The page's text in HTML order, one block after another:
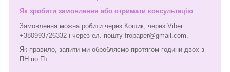
Як зробити замовлення або отримати консультацію
Замовлення можна робити через Кошик, через Viber
+380993726332 і через ел. пошту fropaper@gmail.com.
Як правило, запити ми обробляємо протягом години-двох з
ПН по Пт.